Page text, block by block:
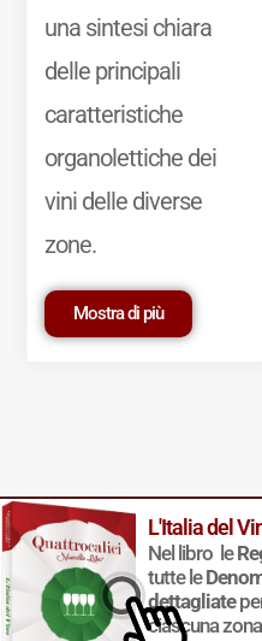
una sintesi chiara
delle principali
caratteristiche
organolettiche dei
vini delle diverse
zone.
Mostra di più
© 2011-2025 Marcello Leder.
Marchio Reg. |
Condizioni d'uso
Privacy
L'Italia del
Nel libro le
tutte le
dettagliate
ciascuna